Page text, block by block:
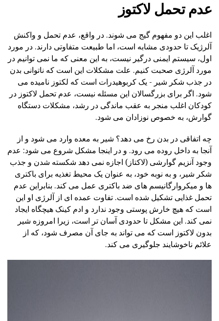
عدم تحمل لاکتوز
اغلب این دو مفهوم گیج می شوند. در واقع، عدم تحمل و واکنش
آلرژیک تا حدودی مشابه است، اما طبیعت متفاوتی دارند. در مورد
اول، سیستم ایمنی درگیر نیست، به این معنی که ما نمی توانیم در
مورد آلرژی صحبت کنیم. علت مشکلات این است که ناتوانی بدن
در جذب شکر شیر - یک کربوهیدرات است که لکتوز نامیده می
شود. اگر برای بزرگسالان این مسئله نیست، عدم تحمل لاکتوز در
کودکان اغلب منجر به عقب ماندگی در رشد، مشکلات دستگاه
گوارش، به خصوص نوزادان می شود.
چه اتفاقی در بدن رخ می دهد؟ شیر به معده وارد می شود و از
آنجا به داخل روده می رود. و در اینجا مشکل شروع می شود: عدم
وجود آنزیم گوارشی (لاکتاز) اجازه نمی دهد شکسته شدن و جذب
شکر شیر، و به نوبه خود، به عنوان یک محیط تغذیه برای باکتری
ها و میکروارگانیسم های ضد باکتری عمل می کند. بنابراین عدم
تحمل غذایی تشکیل شده است. تفاوت عمده ای از آلرژی او این
است که هیچ خارش پوستی وجود ندارد و ادم کینک هیچگاه ایجاد
نمی کند. این مشکل تا حدودی آسان تر است، زیرا امروزه شیر
بدون لاکتوز است که می تواند به جای آن مصرف شود، که از
علائم ناخوشایند جلوگیری می کند.